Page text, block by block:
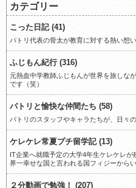
カテゴリー
こった日記 (41)
パトリ代表の骨太が教育に対する熱い想
ふじもん紀行 (316)
元熱血中学教師ふじもんが世界を旅しな
です（笑）
パトリと愉快な仲間たち (58)
パトリのスタッフやキャラたちが、日々
ケレケレ常夏プチ留学記 (13)
IT企業へ就職予定の大学4年生ケレケレ
界一幸せな国と言われる国フィジーから
２分動画で勉強！ (207)